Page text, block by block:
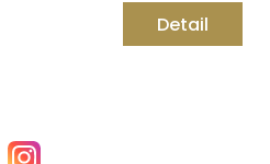
Detail